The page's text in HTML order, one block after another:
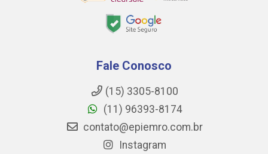
Fale Conosco
(15) 3305-8100
(11) 96393-8174
contato@epiemro.com.br
Instagram